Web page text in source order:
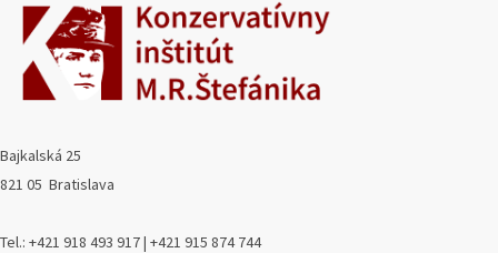
Bajkalská 25
821 05 Bratislava
Tel.: +421 918 493 917 | +421 915 874 744